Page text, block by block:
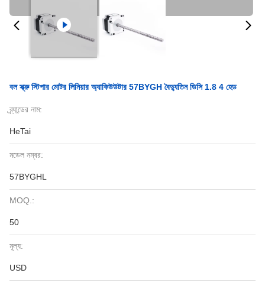
বল স্ক্রু স্টিপার মোটর লিনিয়ার অ্যাকিউউটার 57BYGH বৈদ্যুতিন ডিসি 1.8 4 হেড
ব্র্যান্ডের নাম:
HeTai
মডেল নম্বর:
57BYGHL
MOQ.:
50
মূল্য:
USD